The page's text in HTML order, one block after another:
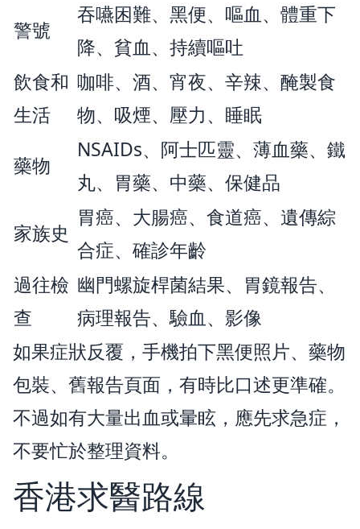
警號
吞嚥困難、黑便、嘔血、體重下
降、貧血、持續嘔吐
飲食和
生活
咖啡、酒、宵夜、辛辣、醃製食
物、吸煙、壓力、睡眠
藥物
NSAIDs、阿士匹靈、薄血藥、鐵
丸、胃藥、中藥、保健品
家族史
胃癌、大腸癌、食道癌、遺傳綜
合症、確診年齡
過往檢
查
幽門螺旋桿菌結果、胃鏡報告、
病理報告、驗血、影像
如果症狀反覆，手機拍下黑便照片、藥物
包裝、舊報告頁面，有時比口述更準確。
不過如有大量出血或暈眩，應先求急症，
不要忙於整理資料。
香港求醫路線